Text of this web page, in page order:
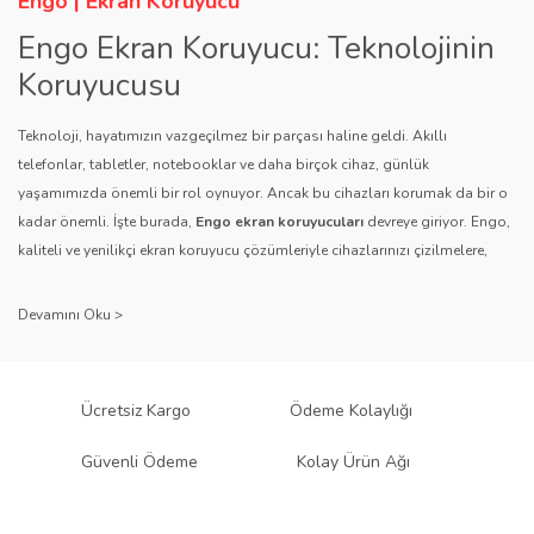
Bu ürüne benzer farklı alternatifler olmalı.
Gönder
Engo Ekran Koruyucu: Teknolojinin
Koruyucusu
Teknoloji, hayatımızın vazgeçilmez bir parçası haline geldi. Akıllı
telefonlar, tabletler, notebooklar ve daha birçok cihaz, günlük
yaşamımızda önemli bir rol oynuyor. Ancak bu cihazları korumak da bir o
kadar önemli. İşte burada, Engo ekran koruyucuları devreye giriyor. Engo,
kaliteli ve yenilikçi ekran koruyucu çözümleriyle cihazlarınızı çizilmelere,
sağlıyor.
Engo ekran koruyucuları
, uzun yıllara dayanan tecrübesi ve teknolojiye
ürününü titiz bir kalite kontrol sürecinden geçirir. Kullanıcı dostu tasarımı
Ücretsiz Kargo Ödeme Kolaylığı
Güvenli Ödeme Kolay Ürün Ağı